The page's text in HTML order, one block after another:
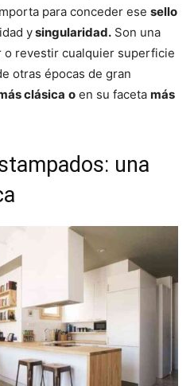
para conceder ese sello
ysingularidad. Son una
o revestir cualquier superficie
otras épocas de gran
clásica o en su faceta más
una